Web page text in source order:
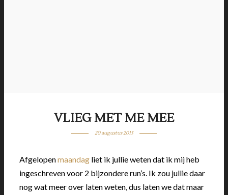
VLIEG MET ME MEE
20 augustus 2015
Afgelopenmaandag liet ik jullie weten dat ik mij heb
ingeschreven voor 2 bijzondere run’s. Ik zou jullie daar
nog wat meer over laten weten, dus laten we dat maar